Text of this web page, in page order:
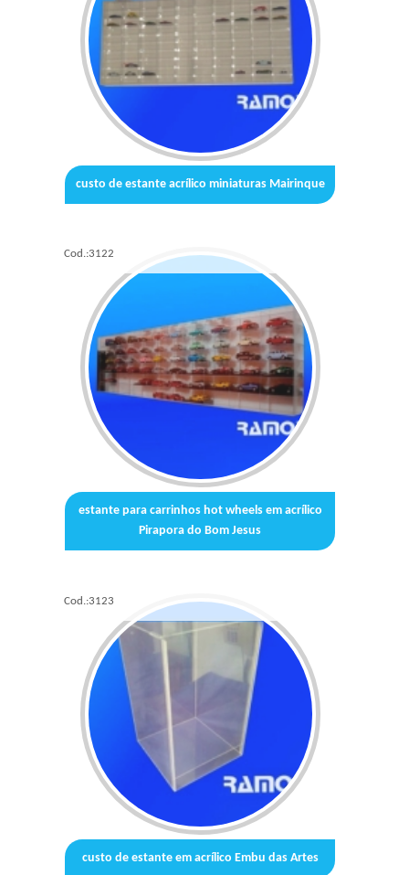
custo de estante acrílico miniaturas Mairinque
Cod.:3122
estante para carrinhos hot wheels em acrílico
Pirapora do Bom Jesus
Cod.:3123
custo de estante em acrílico Embu das Artes